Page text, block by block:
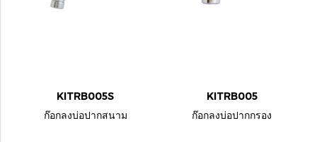
KITRB005S
ก๊อกลงบ่อปากสนาม
KITRB005
ก๊อกลงบ่อปากกรอง